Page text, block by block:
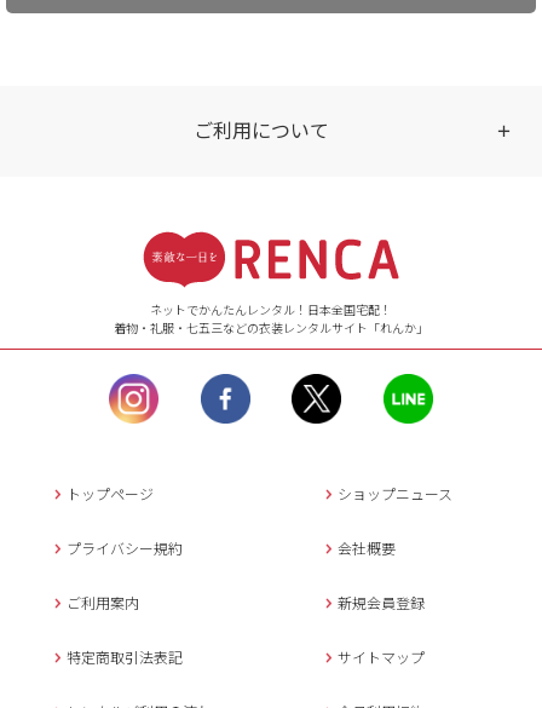
ご利用について
【ご注文（インターネット）】
24時間年中無休
【お問い合わせ窓口（メー
ル）】10:00~17:00
土曜日、日曜日、臨
時休業日を除く。
営業時間外にいただ
返信させていただきま
年末年始、大型連休
メールでのお問い合わせ
ネットでかんたんレンタル！日本全国宅配！
着物・礼服・七五三などの衣装レンタルサイト「れんか」
トップページ ショップニュース
プライバシー規約 会社概要
ご利用案内 新規会員登録
特定商取引法表記 サイトマップ